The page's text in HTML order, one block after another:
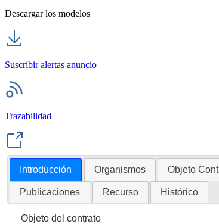
Descargar los modelos
|
Suscribir alertas anuncio
|
Trazabilidad
Introducción Organismos Objeto
Publicaciones Recurso Histórico
Objeto del contrato